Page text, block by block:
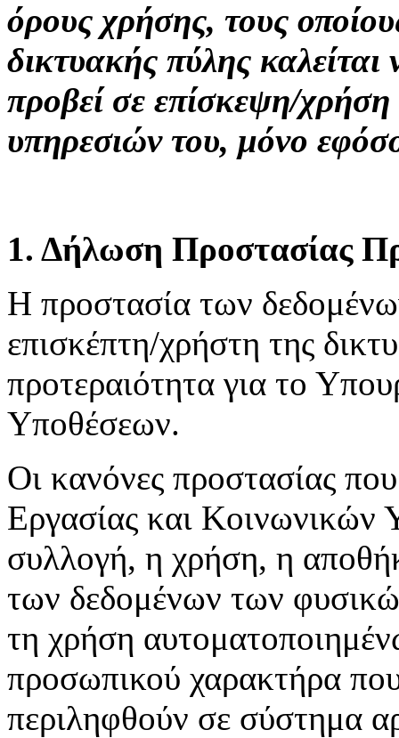
όρους χρήσης, τους
δικτυακής πύλης
προβεί σε επίσκεψη/
υπηρεσιών του, μόνο
1. Δήλωση Προστασίας
H προστασία των
επισκέπτη/χρήστη της
προτεραιότητα για το
Υποθέσεων.
Οι κανόνες προστασίας
Εργασίας και Κοινωνικών
συλλογή, η χρήση, η
των δεδομένων των
τη χρήση
προσωπικού χαρακτήρα
περιληφθούν σε σύστημα